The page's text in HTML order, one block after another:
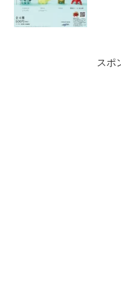
スポ